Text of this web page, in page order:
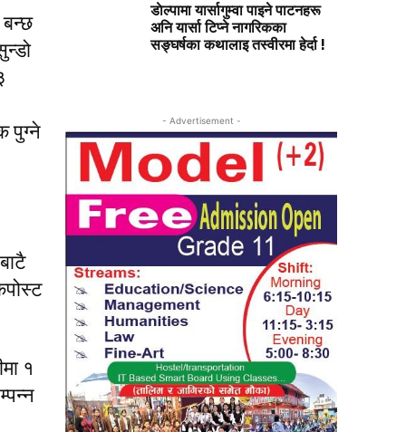
बन्छ
पुग्ने
१
डाेल्पामा यार्सागुम्वा पाइने पाटनहरू
अनि यार्सा टिप्ने नागरिकका
सङ्घर्षका कथालाइ तस्वीरमा हेर्दा !
- Advertisement -